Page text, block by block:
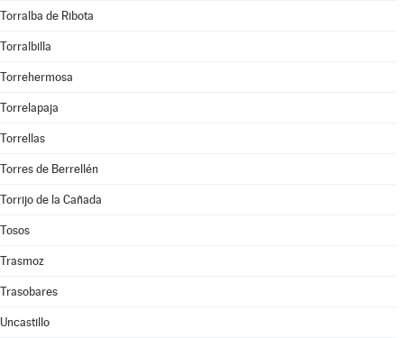
Torralba de Ribota
Torralbilla
Torrehermosa
Torrelapaja
Torrellas
Torres de Berrellén
Torrijo de la Cañada
Tosos
Trasmoz
Trasobares
Uncastillo